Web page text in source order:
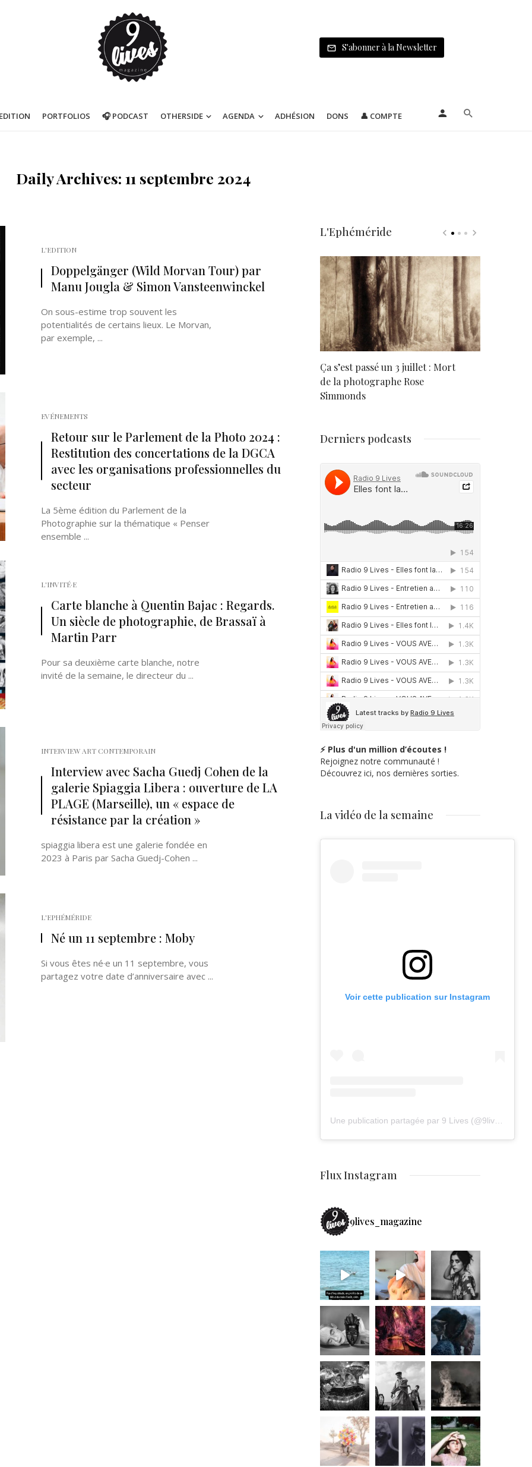
S'abonner à la Newsletter
PORTFOLIOS 🎧 PODCAST OTHERSIDE AGENDA ADHÉSION DONS 👤 COMPTE
Daily Archives: 11 septembre 2024
L'EDITION
Doppelgänger (Wild Morvan Tour) par
Manu Jougla & Simon Vansteenwinckel
On sous-estime trop souvent les
potentialités de certains lieux. Le Morvan,
par exemple, ...
EVÉNEMENTS
Retour sur le Parlement de la Photo 2024 :
Restitution des concertations de la DGCA
avec les organisations professionnelles du
secteur
La 5ème édition du Parlement de la
Photographie sur la thématique « Penser
ensemble ...
L'INVITÉ·E
Carte blanche à Quentin Bajac : Regards.
Un siècle de photographie, de Brassaï à
Martin Parr
Pour sa deuxième carte blanche, notre
invité de la semaine, le directeur du ...
INTERVIEW ART CONTEMPORAIN
Interview avec Sacha Guedj Cohen de la
galerie Spiaggia Libera : ouverture de LA
PLAGE (Marseille), un « espace de
résistance par la création »
spiaggia libera est une galerie fondée en
2023 à Paris par Sacha Guedj-Cohen ...
L'EPHÉMÉRIDE
Né un 11 septembre : Moby
Si vous êtes né·e un 11 septembre, vous
partagez votre date d’anniversaire avec ...
L'Ephéméride
Ça s’est passé un 3 juillet : Mort
de la photographe Rose
Simmonds
Derniers podcasts
⚡ Plus d'un million d’écoutes !
Rejoignez notre communauté !
Découvrez ici, nos dernières sorties.
La vidéo de la semaine
Voir cette publication sur Instagram
Flux Instagram
9lives_magazine